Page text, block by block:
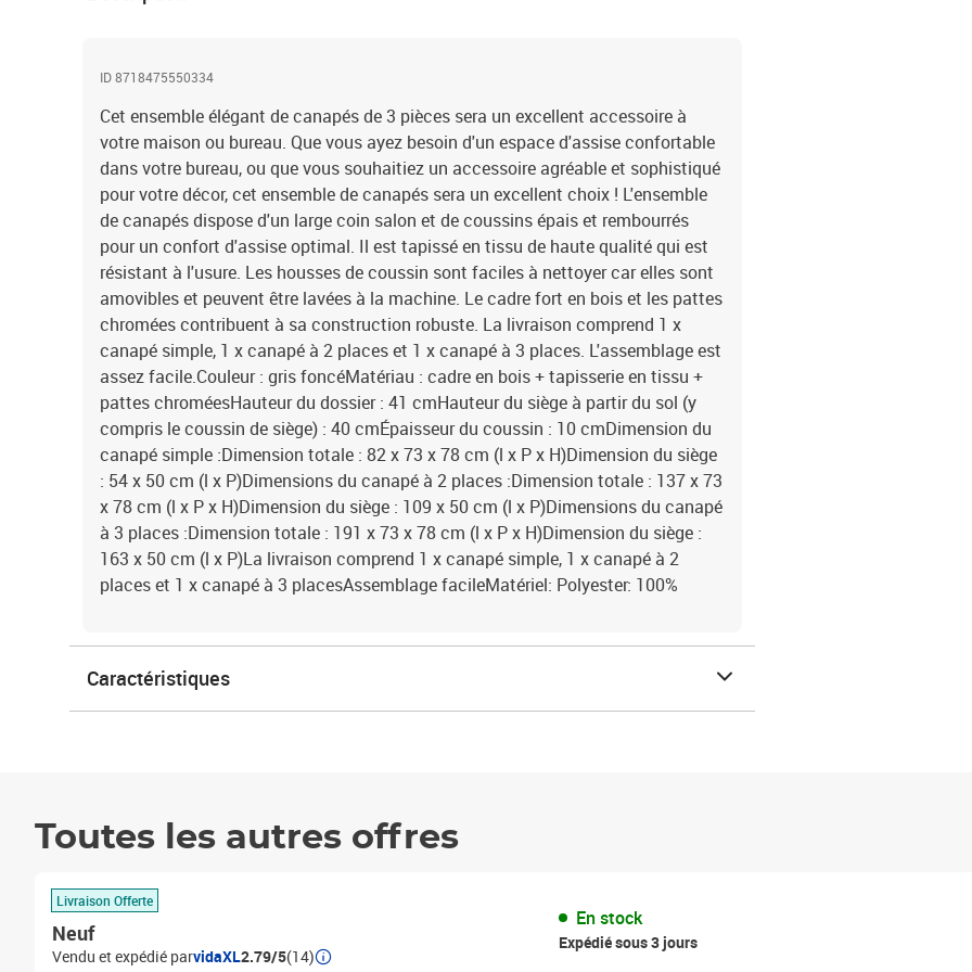
ID 8718475550334
Cet ensemble élégant de canapés de 3 pièces sera un excellent accessoire à
votre maison ou bureau. Que vous ayez besoin d'un espace d'assise confortable
dans votre bureau, ou que vous souhaitiez un accessoire agréable et sophistiqué
pour votre décor, cet ensemble de canapés sera un excellent choix ! L'ensemble
de canapés dispose d'un large coin salon et de coussins épais et rembourrés
pour un confort d'assise optimal. Il est tapissé en tissu de haute qualité qui est
résistant à l'usure. Les housses de coussin sont faciles à nettoyer car elles sont
amovibles et peuvent être lavées à la machine. Le cadre fort en bois et les pattes
chromées contribuent à sa construction robuste. La livraison comprend 1 x
canapé simple, 1 x canapé à 2 places et 1 x canapé à 3 places. L'assemblage est
assez facile.Couleur : gris foncéMatériau : cadre en bois + tapisserie en tissu +
pattes chroméesHauteur du dossier : 41 cmHauteur du siège à partir du sol (y
compris le coussin de siège) : 40 cmÉpaisseur du coussin : 10 cmDimension du
canapé simple :Dimension totale : 82 x 73 x 78 cm (l x P x H)Dimension du siège
: 54 x 50 cm (l x P)Dimensions du canapé à 2 places :Dimension totale : 137 x 73
x 78 cm (l x P x H)Dimension du siège : 109 x 50 cm (l x P)Dimensions du canapé
à 3 places :Dimension totale : 191 x 73 x 78 cm (l x P x H)Dimension du siège :
163 x 50 cm (l x P)La livraison comprend 1 x canapé simple, 1 x canapé à 2
places et 1 x canapé à 3 placesAssemblage facileMatériel: Polyester: 100%
Caractéristiques
Toutes les autres offres
Livraison Offerte
Neuf
Vendu et expédié parvidaXL2.79/5(14)
En stock
Expédié sous 3 jours